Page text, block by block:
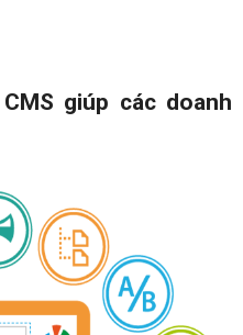
giúp các doanh